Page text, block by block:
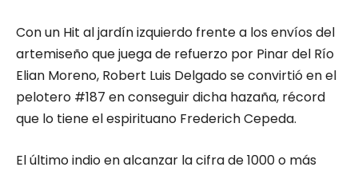
Con un Hit al jardín izquierdo frente a los envíos del
artemiseño que juega de refuerzo por Pinar del Río
Elian Moreno, Robert Luis Delgado se convirtió en el
pelotero #187 en conseguir dicha hazaña, récord
que lo tiene el espirituano Frederich Cepeda.
El último indio en alcanzar la cifra de 1000 o más